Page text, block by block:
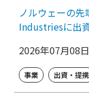
ノルウェーの
Industriesに出
2026年07月08日
事業 出資・提携